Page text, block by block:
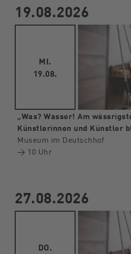
19.08.2026
MI.
19.08.
„Was? Wasser! Am
Künstlerinnen und Künstler
Museum im Deutschhof
→ 10 Uhr
27.08.2026
DO.